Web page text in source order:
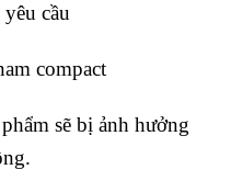
cầu
compact
sẽ bị ảnh hưởng